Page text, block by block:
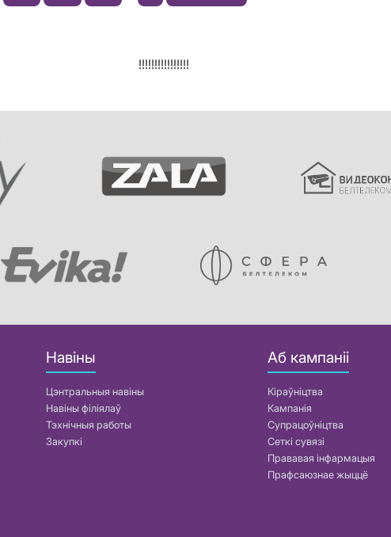
!!!!!!!!!!!!!!!!
Навіны
Цэнтральныя навіны
Навіны філіялаў
Тэхнічныя работы
Закупкі
Аб кампаніі
Кіраўніцтва
Кампанія
Супрацоўніцтва
Сеткі сувязі
Прававая інфармацыя
Прафсаюзнае жыццё